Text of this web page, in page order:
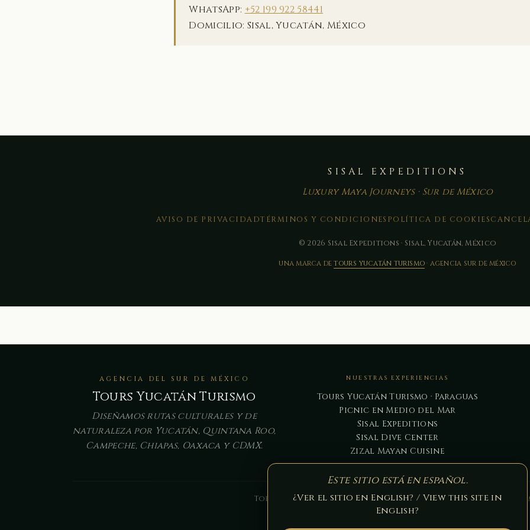
WhatsApp:+52 199 922 58441
Domicilio: Sisal, Yucatán, México
SISAL EXPEDITIONS
Luxury Maya Journeys · Sur de México
AVISO DE PRIVACIDADTÉRMINOS Y CONDICIONES POLÍTICA DE COOKIES
© 2026 Sisal Expeditions · Sisal, Yucatán, México
UNA MARCA DETOURS YUCATÁN TURISMO · AGENCIA SUR DE MÉXICO
AGENCIA DEL SUR DE MÉXICO
Tours Yucatán Turismo
Diseñamos rutas culturales y de
naturaleza por Yucatán, Quintana Roo,
Campeche, Chiapas, Oaxaca y CDMX.
NUESTRAS EXPERIENCIAS
Tours Yucatán Turismo · Paraguas
Picnic en Medio del Mar
Sisal Expeditions
Sisal Dive Center
Zizal Mayan Cuisine
Todas estas marcas son parte de laAgencia Tours Yucatán
© 2026 Tours Yucatán Turismo ·
Este sitio está en español.
¿Ver el sitio en English? / View this site in
English?